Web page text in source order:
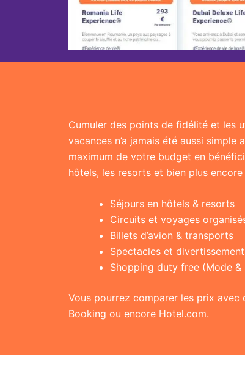
Cumuler des points de fidélité et les
vacances n’a jamais été aussi
maximum de votre budget en
hôtels, les resorts et bien plus encore
Séjours en hôtels & resorts
Circuits et voyages
Billets d’avion & transports
Spectacles et
Shopping duty free (Mode &
Vous pourrez comparer les prix avec
Booking ou encore Hotel.com.